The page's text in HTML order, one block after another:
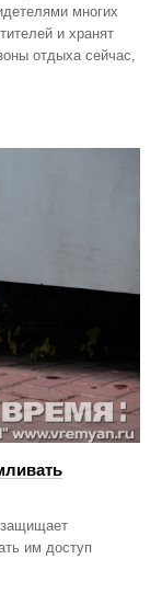
многих
и хранят
отдыха сейчас,
защищает
им доступ